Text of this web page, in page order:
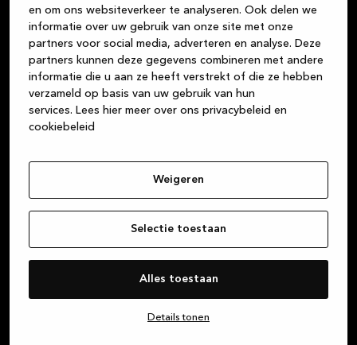
en om ons websiteverkeer te analyseren. Ook delen we
informatie over uw gebruik van onze site met onze
partners voor social media, adverteren en analyse. Deze
partners kunnen deze gegevens combineren met andere
informatie die u aan ze heeft verstrekt of die ze hebben
verzameld op basis van uw gebruik van hun
services. Lees hier meer over ons privacybeleid en
cookiebeleid
Weigeren
Selectie toestaan
Alles toestaan
Details tonen
klaarmaakt, de gesprekken met vrienden bij een glas
wijn, het huiswerk dat de kinderen aan tafel maken,
de gezelschapsspelletjes die je speelt … De keuken is
het centrum van je leven. Wij zijn je betrouwbare
partner voor prachtige, hoogwaardige Deense
designproducten in duurzame materialen, of je nu op
zoek bent naar een keuken, badkamer of maatkast.
klantenservice te bieden, vanaf het moment dat je
een van onze winkels binnenstapt tot het moment
dat je thuis je nieuwe keuken, badkamer of maatkast
kunt bewonderen.